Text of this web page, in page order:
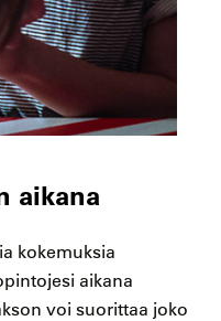
aikana
kokemuksia
aikana
voi suorittaa joko